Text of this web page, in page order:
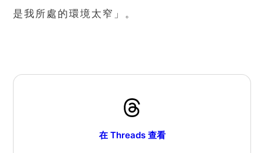
是我所處的環境太窄」。
在 Threads 查看